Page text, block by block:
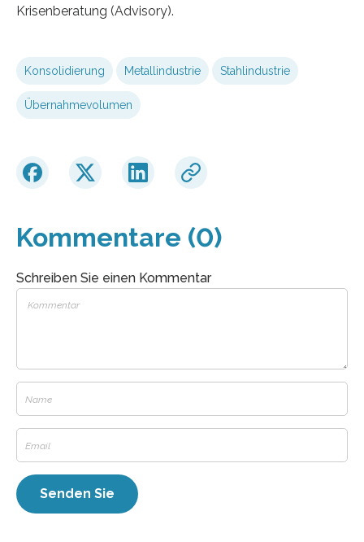
Krisenberatung (Advisory).
Konsolidierung Metallindustrie Stahlindustrie
Übernahmevolumen
Kommentare (0)
Schreiben Sie einen Kommentar